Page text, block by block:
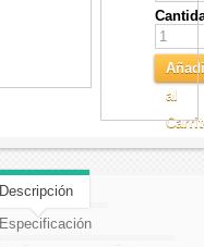
al
Descripción
Especificación